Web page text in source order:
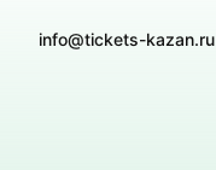
info@tickets-kazan.ru